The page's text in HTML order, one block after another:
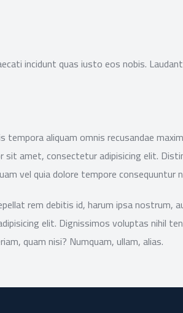
incidunt quas iusto eos nobis.
aliquam omnis recusandae
sit amet, consectetur adipisicing elit.
vel quia dolore tempore consequuntur
rem debitis id, harum ipsa nostrum,
elit. Dignissimos voluptas nihil
quam nisi? Numquam, ullam, alias.